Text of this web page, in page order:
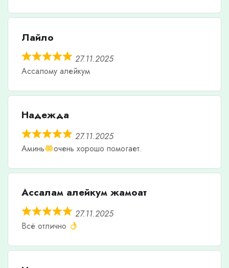
Лайло
27.11.2025
Ассалому алейкум
Надежда
27.11.2025
Аминь
очень хорошо помогает.
Ассалам алейкум жамоат
27.11.2025
Всё отлично